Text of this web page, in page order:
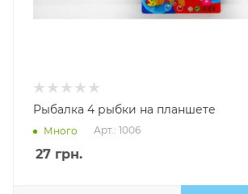
Рыбалка 4 рыбки на планшете
Много Арт.: 1006
27 грн.